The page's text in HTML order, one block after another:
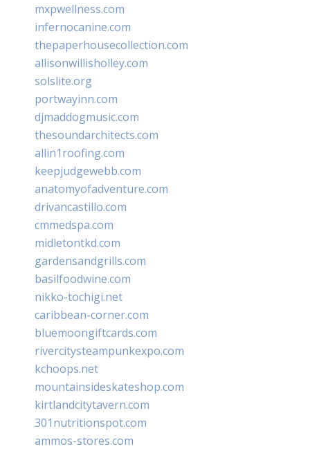
mxpwellness.com
infernocanine.com
thepaperhousecollection.com
allisonwillisholley.com
solslite.org
portwayinn.com
djmaddogmusic.com
thesoundarchitects.com
allin1roofing.com
keepjudgewebb.com
anatomyofadventure.com
drivancastillo.com
cmmedspa.com
midletontkd.com
gardensandgrills.com
basilfoodwine.com
nikko-tochigi.net
caribbean-corner.com
bluemoongiftcards.com
rivercitysteampunkexpo.com
kchoops.net
mountainsideskateshop.com
kirtlandcitytavern.com
301nutritionspot.com
ammos-stores.com